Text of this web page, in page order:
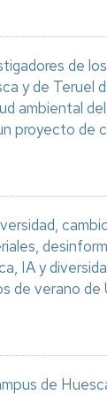
de
y de Teruel
ambiental
proyecto de
IA y
de verano de
de